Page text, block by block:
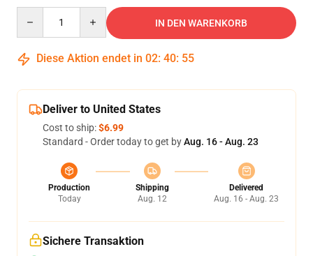
IN DEN WARENKORB
Diese Aktion endet in 02: 40: 54
Deliver to United States
Cost to ship:$6.99
Standard - Order today to get byAug. 16 - Aug. 23
Production
Today
Shipping
Aug. 12
Delivered
Aug. 16 - Aug. 23
Sichere Transaktion